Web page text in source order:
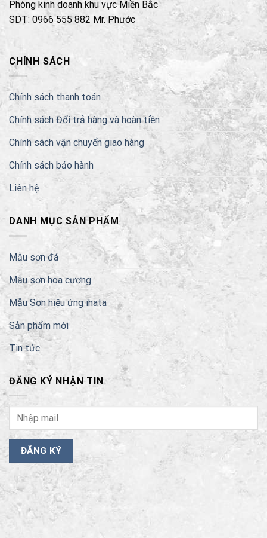
Phòng kinh doanh khu vực Miền Bắc
SDT: 0966 555 882 Mr. Phước
CHÍNH SÁCH
Chính sách thanh toán
Chính sách Đổi trả hàng và hoàn tiền
Chính sách vận chuyển giao hàng
Chính sách bảo hành
Liên hệ
DANH MỤC SẢN PHẨM
Mẫu sơn đá
Mẫu sơn hoa cương
Mẫu Sơn hiệu ứng ihata
Sản phẩm mới
Tin tức
ĐĂNG KÝ NHẬN TIN